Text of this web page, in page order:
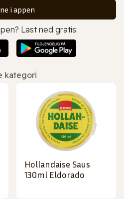
i appen
Last ned gratis:
kategori
Hollandaise Saus
130ml Eldorado